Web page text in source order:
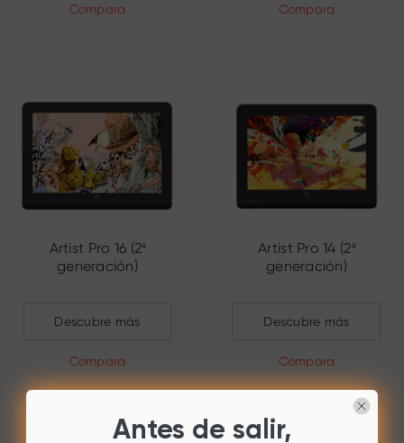
Compara Compara
Artist Pro 16 (2ª
generación)
Descubre más
Compara
Artist Pro 14 (2ª
generación)
Descubre más
Compara
Antes de salir,